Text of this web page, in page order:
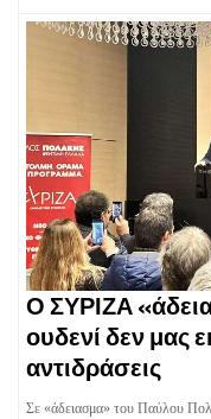
Ο ΣΥΡΙΖΑ
ουδενί δεν μας
αντιδράσεις
Σε «άδειασμα» του Παύλου